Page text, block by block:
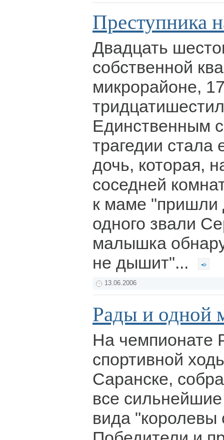
Преступника
Двадцать
собственной
микрорайоне,
Единственным
трагедии стала
дочь, которая,
соседней
к маме "пришли
одного звали
малышка
не дышит"...
13.06.2006
Рады и одной
На чемпионате
спортивной
Саранске,
все
вида "королевы